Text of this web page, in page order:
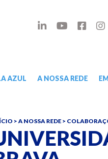
AZUL A NOSSA REDE
> A NOSSA REDE >